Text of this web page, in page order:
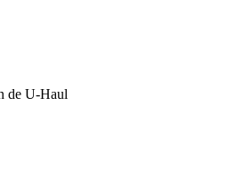
de U-Haul